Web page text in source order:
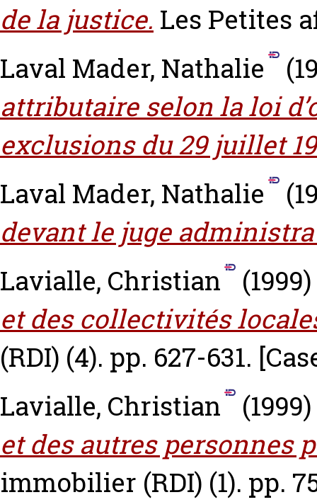
de la justice. Les Petites
Laval Mader, Nathalie
attributaire selon la loi
exclusions du 29 juillet
Laval Mader, Nathalie
devant le juge
Lavialle, Christian
(1999)
et des collectivités
(RDI) (4). pp. 627-631.
Lavialle, Christian
(1999)
et des autres personnes
immobilier (RDI) (1). pp.